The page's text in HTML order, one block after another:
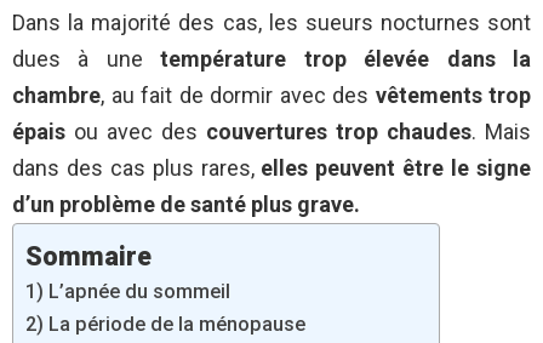
Dans la majorité des cas, les sueurs nocturnes sont
dues à unetempérature trop élevée dans la
chambre, au fait de dormir avec des vêtements trop
épais ou avec des couvertures trop chaudes. Mais
dans des cas plus rares, elles peuvent être le signe
d’un problème de santé plus grave.
Sommaire
1) L’apnée du sommeil
2) La période de la ménopause